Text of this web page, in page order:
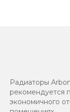
Радиаторы
рекомендуется
экономичного